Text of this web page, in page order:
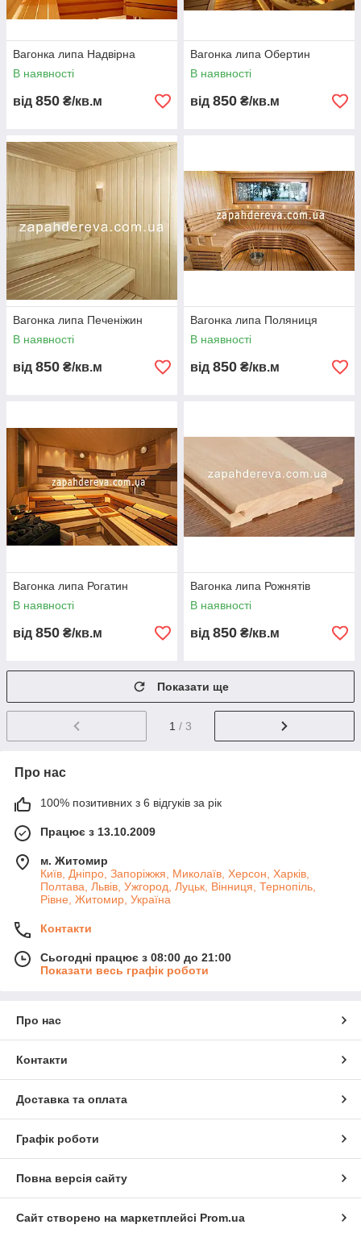
Вагонка липа Надвірна
В наявності
від 850 ₴/кв.м
Вагонка липа Обертин
В наявності
від 850 ₴/кв.м
Вагонка липа Печеніжин
В наявності
від 850 ₴/кв.м
Вагонка липа Поляниця
В наявності
від 850 ₴/кв.м
Вагонка липа Рогатин
В наявності
від 850 ₴/кв.м
Вагонка липа Рожнятів
В наявності
від 850 ₴/кв.м
Показати ще
1 / 3
Про нас
100% позитивних з 6 відгуків за рік
Працює з 13.10.2009
м. Житомир
Київ, Дніпро, Запоріжжя, Миколаїв, Херсон, Харків,
Полтава, Львів, Ужгород, Луцьк, Вінниця, Тернопіль,
Рівне, Житомир, Україна
Контакти
Сьогодні працює з 08:00 до 21:00
Показати весь графік роботи
Про нас
Контакти
Доставка та оплата
Графік роботи
Повна версія сайту
Сайт створено на маркетплейсі Prom.ua